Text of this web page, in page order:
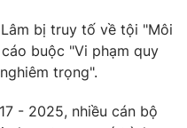
bị truy tố về tội "Môi
buộc "Vi phạm quy
trọng".
- 2025, nhiều cán bộ